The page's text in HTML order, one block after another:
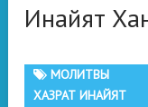
Инайят
МОЛИТВЫ
ХАЗРАТ ИНАЙЯТ